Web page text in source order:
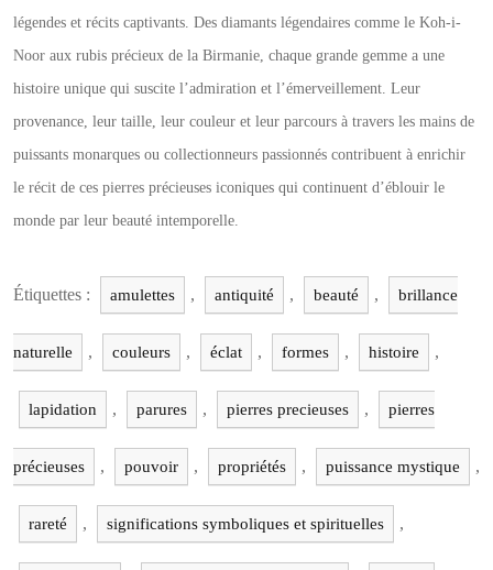
légendes et récits captivants. Des diamants légendaires comme le Koh-i-
Noor aux rubis précieux de la Birmanie, chaque grande gemme a une
histoire unique qui suscite l’admiration et l’émerveillement. Leur
provenance, leur taille, leur couleur et leur parcours à travers les mains de
puissants monarques ou collectionneurs passionnés contribuent à enrichir
le récit de ces pierres précieuses iconiques qui continuent d’éblouir le
monde par leur beauté intemporelle.
Étiquettes : amulettes , antiquité , beauté , brillance
naturelle , couleurs , éclat , formes , histoire ,
lapidation , parures , pierres precieuses , pierres
précieuses , pouvoir , propriétés , puissance mystique ,
rareté , significations symboliques et spirituelles ,